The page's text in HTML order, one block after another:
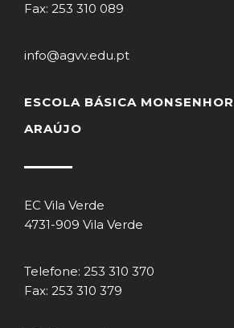
Fax: 253 310 089
info@agvv.edu.pt
ESCOLA BÁSICA
ARAÚJO
EC Vila Verde
4731-909 Vila Verde
Telefone: 253 310 370
Fax: 253 310 379